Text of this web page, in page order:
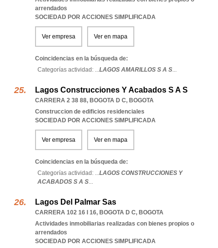
arrendados
SOCIEDAD POR ACCIONES SIMPLIFICADA
Ver empresa Ver en mapa
Coincidencias en la búsqueda de:
Categorías actividad: ...LAGOS AMARILLOS S A S...
Lagos Construcciones Y Acabados S A S
CARRERA 2 38 88, BOGOTA D C, BOGOTA
Construccion de edificios residenciales
SOCIEDAD POR ACCIONES SIMPLIFICADA
Ver empresa Ver en mapa
Coincidencias en la búsqueda de:
Categorías actividad: ...LAGOS CONSTRUCCIONES Y
ACABADOS S A S...
Lagos Del Palmar Sas
CARRERA 102 16 I 16, BOGOTA D C, BOGOTA
Actividades inmobiliarias realizadas con bienes propios o
arrendados
SOCIEDAD POR ACCIONES SIMPLIFICADA